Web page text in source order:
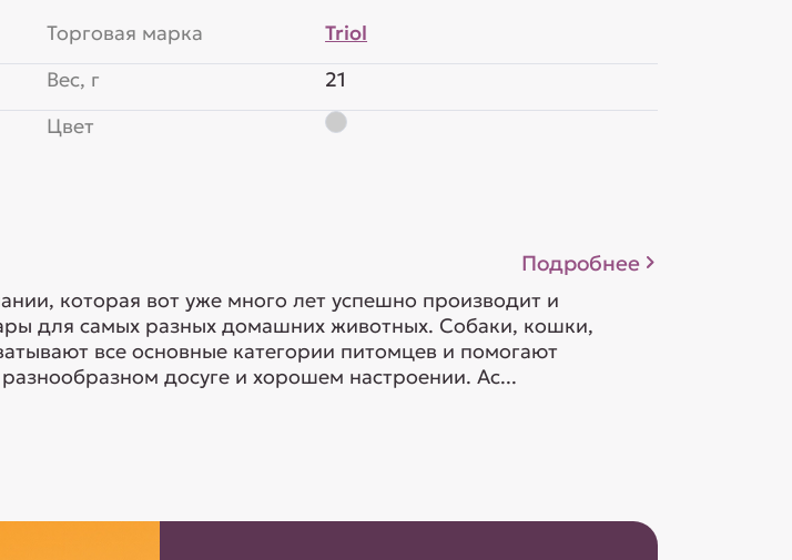
Торговая марка
Triol
Вес, г
21
Цвет
Подробнее
которая вот уже много лет успешно производит и
для самых разных домашних животных. Собаки, кошки,
все основные категории питомцев и помогают
досуге и хорошем настроении. Ас...